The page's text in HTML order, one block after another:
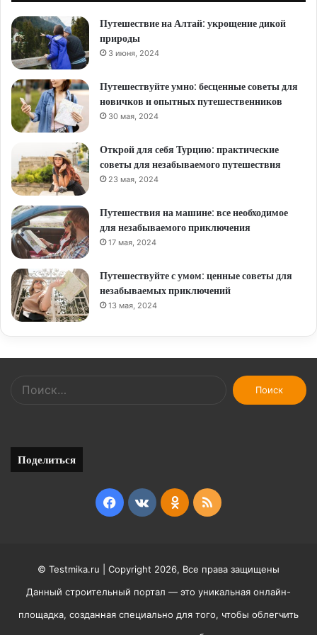
Путешествие на Алтай: укрощение дикой
природы
3 июня, 2024
Путешествуйте умно: бесценные советы для
новичков и опытных путешественников
30 мая, 2024
Открой для себя Турцию: практические
советы для незабываемого путешествия
23 мая, 2024
Путешествия на машине: все необходимое
для незабываемого приключения
17 мая, 2024
Путешествуйте с умом: ценные советы для
незабываемых приключений
13 мая, 2024
Найти:
Поделиться
Facebook
vk.comOdnoklassniki
RSS
© Testmika.ru | Copyright 2026, Все права защищены
Данный строительный портал — это уникальная онлайн-
площадка, созданная специально для того, чтобы облегчить